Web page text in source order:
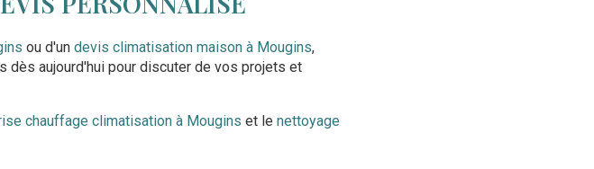
ou d'un devis climatisation maison à Mougins,
dès aujourd'hui pour discuter de vos projets et
chauffage climatisation à Mougins et le nettoyage